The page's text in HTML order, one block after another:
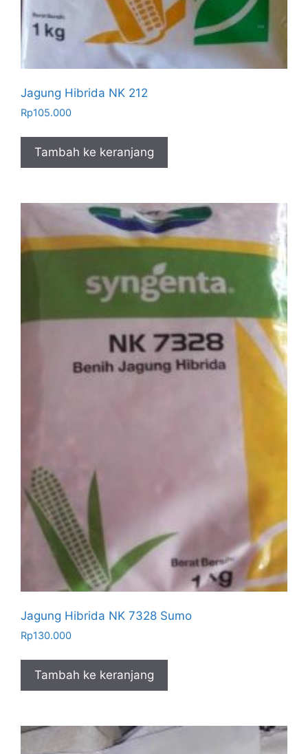
Jagung Hibrida NK 212
Rp105.000
Tambah ke keranjang
Jagung Hibrida NK 7328 Sumo
Rp130.000
Tambah ke keranjang